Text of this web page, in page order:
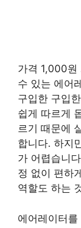
가격 1,000원
수 있는 에어
구입한 구입
쉽게 따르게
르기 때문에
합니다. 하지
가 어렵습니
정 없이 편하
역할도 하는
에어레이터